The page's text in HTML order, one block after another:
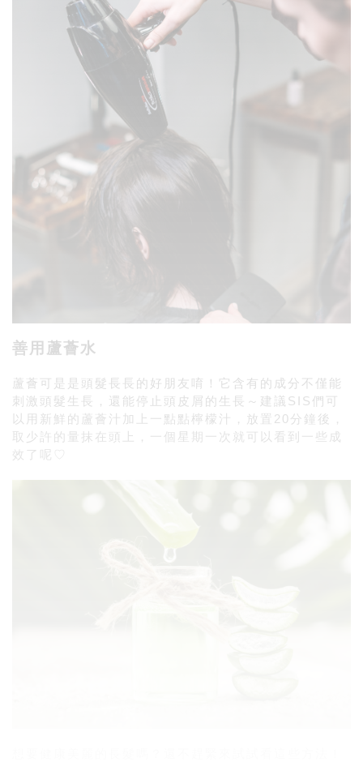
善用蘆薈水
蘆薈可是是頭髮長長的好朋友唷！它含有的成分不僅能
刺激頭髮生長，還能停止頭皮屑的生長～建議SIS們可
以用新鮮的蘆薈汁加上一點點檸檬汁，放置20分鐘後，
取少許的量抹在頭上，一個星期一次就可以看到一些成
效了呢♡